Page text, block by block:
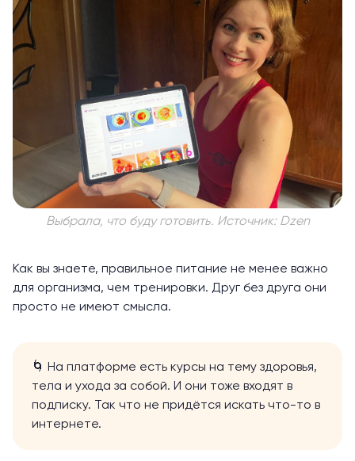
Выбрала, что буду готовить. Источник: Dzen
Как вы знаете, правильное питание не менее важно
для организма, чем тренировки. Друг без друга они
просто не имеют смысла.
🌀 На платформе есть курсы на тему здоровья,
тела и ухода за собой. И они тоже входят в
подписку. Так что не придётся искать что-то в
интернете.